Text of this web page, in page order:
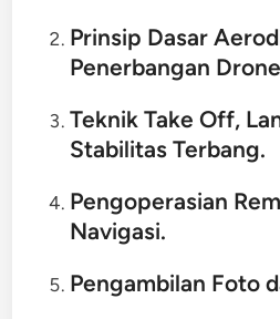
Prinsip Dasar
Penerbangan
Teknik Take Off,
Stabilitas Terbang.
Pengoperasian
Navigasi.
Pengambilan Foto